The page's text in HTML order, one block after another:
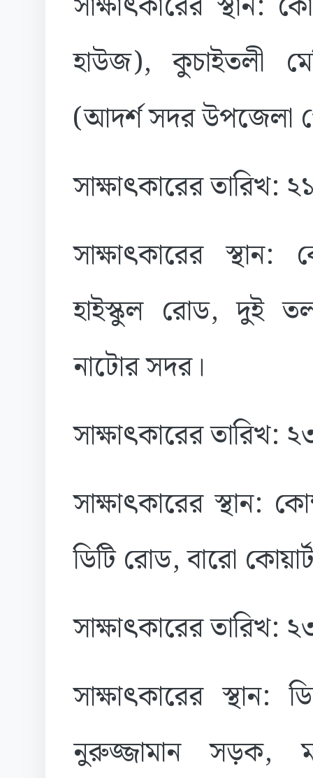
হাউজ), কুচাইতলী
(আদর্শ সদর উপজেলা
সাক্ষাৎকারের তারিখ:
সাক্ষাৎকারের স্থান:
হাইস্কুল রোড, দুই
নাটোর সদর।
সাক্ষাৎকারের তারিখ:
সাক্ষাৎকারের স্থান:
ডিটি রোড, বারো
সাক্ষাৎকারের তারিখ:
সাক্ষাৎকারের স্থান:
নুরুজ্জামান সড়ক,